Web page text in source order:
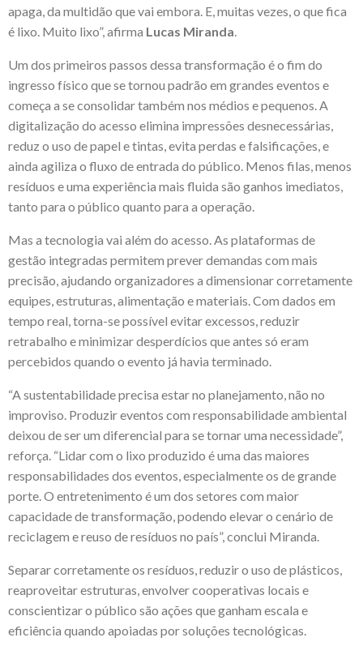
apaga, da multidão que vai embora. E, muitas vezes, o que fica
é lixo. Muito lixo”, afirma Lucas Miranda.
Um dos primeiros passos dessa transformação é o fim do
ingresso físico que se tornou padrão em grandes eventos e
começa a se consolidar também nos médios e pequenos. A
digitalização do acesso elimina impressões desnecessárias,
reduz o uso de papel e tintas, evita perdas e falsificações, e
ainda agiliza o fluxo de entrada do público. Menos filas, menos
resíduos e uma experiência mais fluida são ganhos imediatos,
tanto para o público quanto para a operação.
Mas a tecnologia vai além do acesso. As plataformas de
gestão integradas permitem prever demandas com mais
precisão, ajudando organizadores a dimensionar corretamente
equipes, estruturas, alimentação e materiais. Com dados em
tempo real, torna-se possível evitar excessos, reduzir
retrabalho e minimizar desperdícios que antes só eram
percebidos quando o evento já havia terminado.
“A sustentabilidade precisa estar no planejamento, não no
improviso. Produzir eventos com responsabilidade ambiental
deixou de ser um diferencial para se tornar uma necessidade”,
reforça. “Lidar com o lixo produzido é uma das maiores
responsabilidades dos eventos, especialmente os de grande
porte. O entretenimento é um dos setores com maior
capacidade de transformação, podendo elevar o cenário de
reciclagem e reuso de resíduos no país”, conclui Miranda.
Separar corretamente os resíduos, reduzir o uso de plásticos,
reaproveitar estruturas, envolver cooperativas locais e
conscientizar o público são ações que ganham escala e
eficiência quando apoiadas por soluções tecnológicas.